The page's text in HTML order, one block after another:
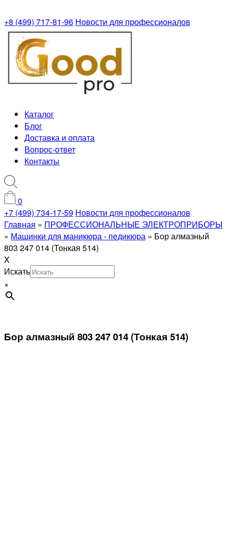
+8 (499) 717-81-96 Новости для профессионалов
Каталог
Блог
Доставка и оплата
Вопрос-ответ
Контакты
0
+7 (499) 734-17-59 Новости для профессионалов
Главная » ПРОФЕССИОНАЛЬНЫЕ ЭЛЕКТРОПРИБОРЫ
» Машинки для маникюра - педикюра » Бор алмазный
803 247 014 (Тонкая 514)
X
Искать
×
Бор алмазный 803 247 014 (Тонкая 514)